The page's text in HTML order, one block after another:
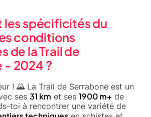
les spécificités du
conditions
de la Trail de
- 2024 ?
! 🌄 La Trail de Serrabone est un
ses 31 km et ses 1900 m+ de
toi à rencontrer une variété de